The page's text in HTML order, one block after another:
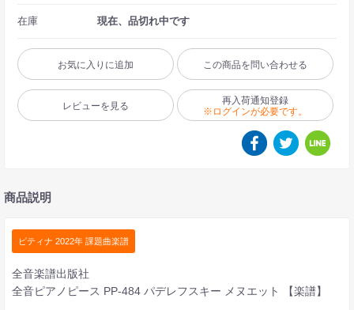
在庫 現在、品切れ中です
お気に入りに追加 この商品を問い合わせる
レビューを見る
再入荷通知登録
※ログインが必要です。
商品説明
ピティナ 2022年 課題曲楽譜
全音楽譜出版社
全音ピアノピース PP-484 パデレフスキー メヌエット 【楽譜】